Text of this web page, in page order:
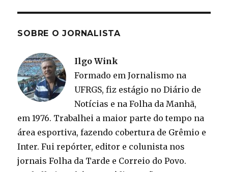
SOBRE O JORNALISTA
Ilgo Wink
Formado em Jornalismo na
UFRGS, fiz estágio no Diário de
Notícias e na Folha da Manhã,
em 1976. Trabalhei a maior parte do tempo na
área esportiva, fazendo cobertura de Grêmio e
Inter. Fui repórter, editor e colunista nos
jornais Folha da Tarde e Correio do Povo.